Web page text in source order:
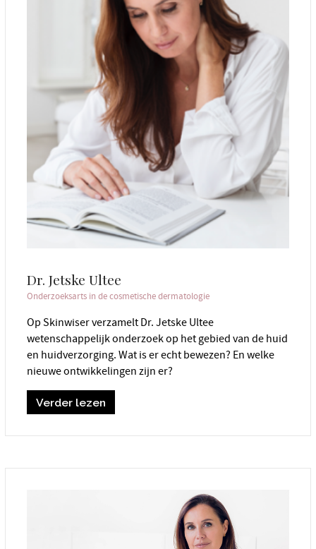
Dr. Jetske Ultee
Onderzoeksarts in de cosmetische dermatologie
Op Skinwiser verzamelt Dr. Jetske Ultee
wetenschappelijk onderzoek op het gebied van de huid
en huidverzorging. Wat is er echt bewezen? En welke
nieuwe ontwikkelingen zijn er?
Verder lezen